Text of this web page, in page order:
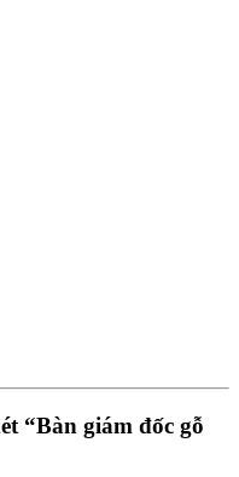
“Bàn giám đốc gỗ